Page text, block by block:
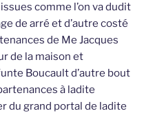
comme l’on va dudit
de arré et d’autre costé
de Me Jacques
de la maison et
Boucault d’autre bout
à ladite
du grand portal de ladite